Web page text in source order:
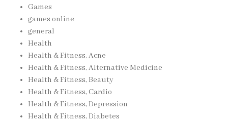
Games
games online
general
Health
Health & Fitness, Acne
Health & Fitness, Alternative Medicine
Health & Fitness, Beauty
Health & Fitness, Cardio
Health & Fitness, Depression
Health & Fitness, Diabetes